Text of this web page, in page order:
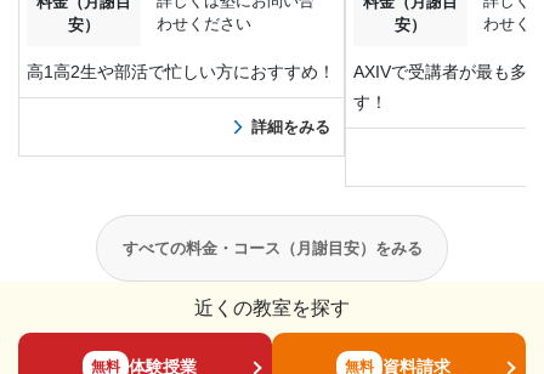
安）
わせください
高1高2生や部活で忙しい方におすすめ！
詳細をみる
安）
わせく
AXIVで受講者が最も多
す！
すべての料金・コース（月謝目安）をみる
近くの教室を探す
無料 体験授業 無料 資料請求